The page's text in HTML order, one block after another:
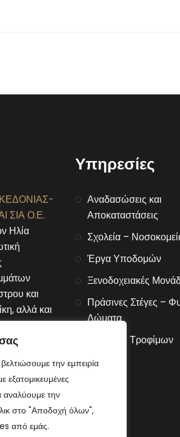
την εμπειρία
αναλύουμε την
στο "Αποδοχή όλων",
από εμάς.
ΣΙΑ Ο.Ε.
Ηλία
και
αλλά και
νομού
Υπηρεσίες
Αναδασώσεις και
Αποκαταστάσεις
Σχολεία –
Έργα Υποδομών
Ξενοδοχειακές
Πράσινες Στέγες –
Δώματα
Αλυσίδες Τροφίμων